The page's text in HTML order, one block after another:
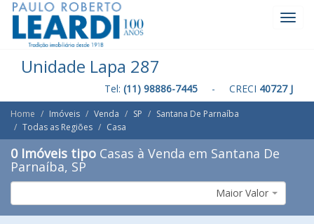
Unidade Lapa 287
Tel: (11) 98886-7445 - CRECI 40727 J
Home Imóveis Venda SP
Santana De Parnaíba
Todas as Regiões
Casa
0 Imóveis tipo Casas à Venda em Santana De
Parnaíba, SP
Maior Valor